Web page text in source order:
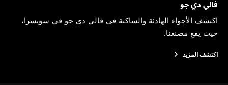
فالي دي جو
اكتشف الأجواء الهادئة والساكنة في فالي دي جو في سويسرا،
حيث يقع مصنعنا.
اكتشف المزيد